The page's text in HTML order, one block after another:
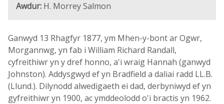
Awdur: H. Morrey Salmon
Ganwyd 13 Rhagfyr 1877, ym Mhen-y-bont ar Ogwr,
Morgannwg, yn fab i William Richard Randall,
cyfreithiwr yn y dref honno, a'i wraig Hannah (ganwyd
Johnston). Addysgwyd ef yn Bradfield a daliai radd LL.B.
(Llund.). Dilynodd alwedigaeth ei dad, derbyniwyd ef yn
gyfreithiwr yn 1900, ac ymddeolodd o'i bractis yn 1962.